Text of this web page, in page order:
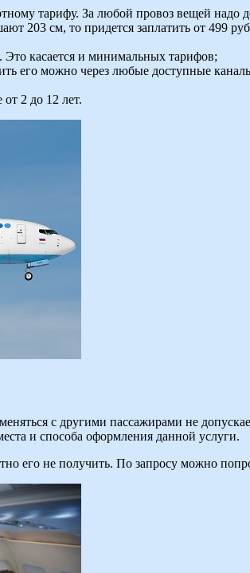
тарифу. За любой провоз вещей надо
203 см, то придется заплатить от 499
касается и минимальных тарифов;
его можно через любые доступные
2 до 12 лет.
с другими пассажирами не
и способа оформления данной услуги.
его не получить. По запросу можно